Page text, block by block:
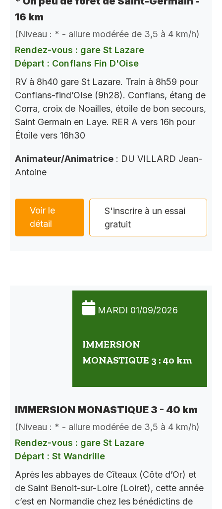
16 km
(Niveau : * - allure modérée de 3,5 à 4 km/h)
Rendez-vous : gare St Lazare
Départ : Conflans Fin D'Oise
RV à 8h40 gare St Lazare. Train à 8h59 pour
Conflans-find’OIse (9h28). Conflans, étang de
Corra, croix de Noailles, étoile de bon secours,
Saint Germain en Laye. RER A vers 16h pour
Étoile vers 16h30
Animateur/Animatrice : DU VILLARD Jean-
Antoine
Voir le
détail
S'inscrire à un essai
gratuit
MARDI 01/09/2026
IMMERSION
MONASTIQUE 3 : 40 km
IMMERSION MONASTIQUE 3 - 40 km
(Niveau : * - allure modérée de 3,5 à 4 km/h)
Rendez-vous : gare St Lazare
Départ : St Wandrille
Après les abbayes de Cîteaux (Côte d’Or) et
de Saint Benoit-sur-Loire (Loiret), cette année
c’est en Normandie chez les bénédictins de